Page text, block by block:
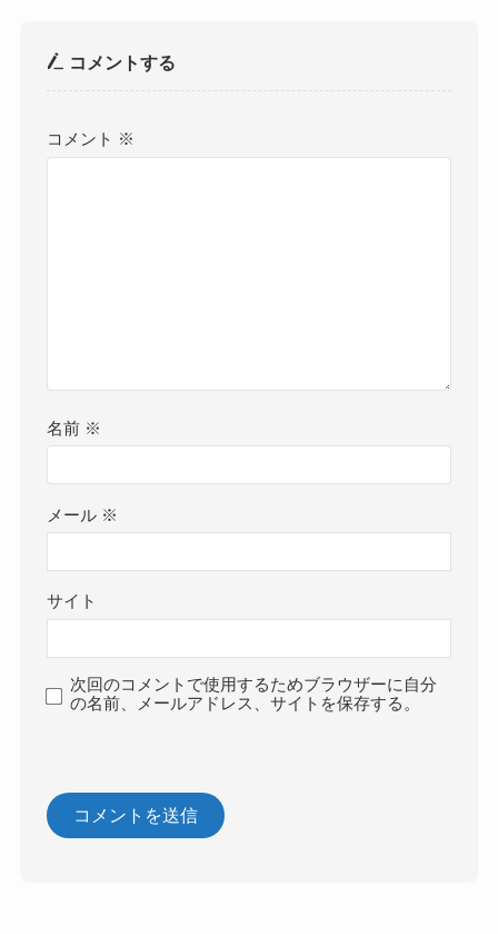
コメントする
コメント ※
名前 ※
メール ※
サイト
次回のコメントで使用するためブラウザーに自分
の名前、メールアドレス、サイトを保存する。